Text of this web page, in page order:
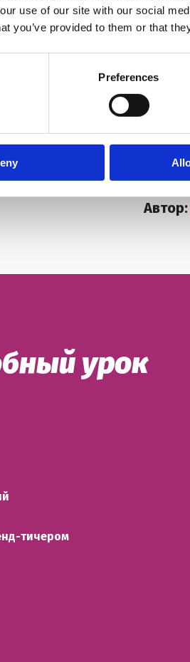
use of our site with our social
you’ve provided to them or that
Preferences
Можно и лучше
Автор:
урок
тичером